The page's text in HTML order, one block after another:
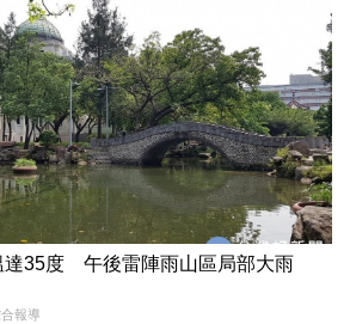
達35度 午後雷陣雨山區局部大雨
報導